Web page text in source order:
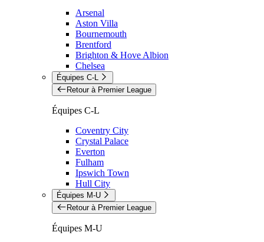
Arsenal
Aston Villa
Bournemouth
Brentford
Brighton & Hove Albion
Chelsea
Équipes C-L
Retour à Premier League
Équipes C-L
Coventry City
Crystal Palace
Everton
Fulham
Ipswich Town
Hull City
Équipes M-U
Retour à Premier League
Équipes M-U